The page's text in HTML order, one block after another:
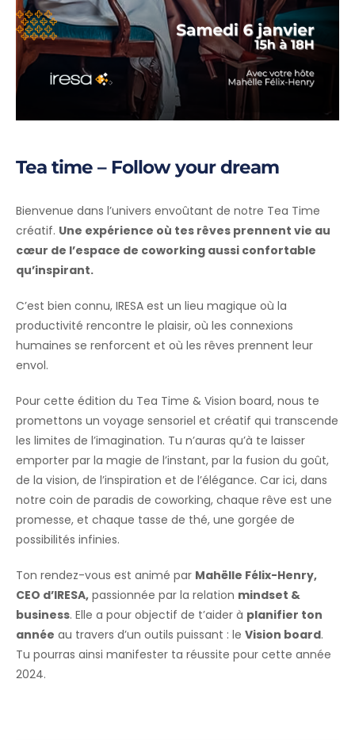
Tea time – Follow your dream
Bienvenue dans l’univers envoûtant de notre Tea Time
créatif. Une expérience où tes rêves prennent vie au
cœur de l’espace de coworking aussi confortable
qu’inspirant.
C’est bien connu, IRESA est un lieu magique où la
productivité rencontre le plaisir, où les connexions
humaines se renforcent et où les rêves prennent leur
envol.
Pour cette édition du Tea Time & Vision board, nous te
promettons un voyage sensoriel et créatif qui transcende
les limites de l’imagination. Tu n’auras qu’à te laisser
emporter par la magie de l’instant, par la fusion du goût,
de la vision, de l’inspiration et de l’élégance. Car ici, dans
notre coin de paradis de coworking, chaque rêve est une
promesse, et chaque tasse de thé, une gorgée de
possibilités infinies.
Ton rendez-vous est animé par Mahëlle Félix-Henry,
CEO d’IRESA, passionnée par la relation mindset &
business. Elle a pour objectif de t’aider à planifier ton
année au travers d’un outils puissant : le Vision board.
Tu pourras ainsi manifester ta réussite pour cette année
2024.